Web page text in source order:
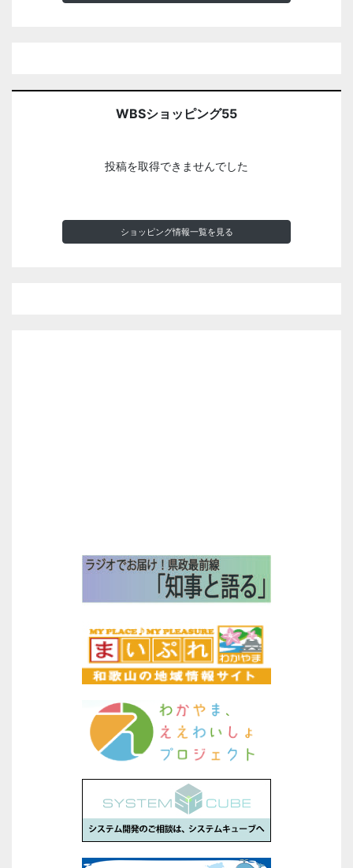
WBSショッピング55
投稿を取得できませんでした
ショッピング情報一覧を見る